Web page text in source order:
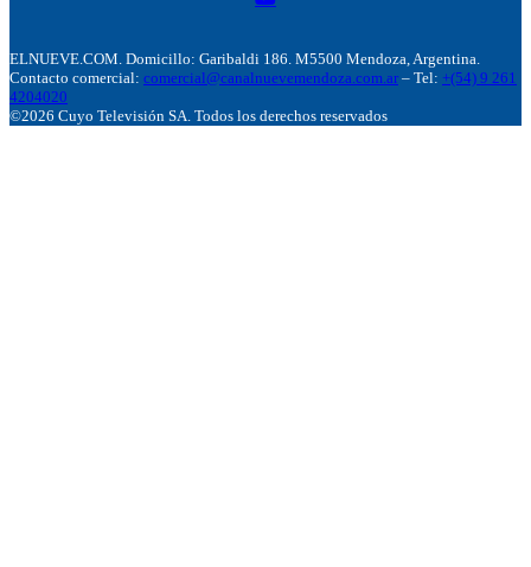
ELNUEVE.COM. Domicillo: Garibaldi 186. M5500 Mendoza, Argentina.
Contacto comercial: comercial@canalnuevemendoza.com.ar – Tel: +(54) 9 261
4204020
©2026 Cuyo Televisión SA. Todos los derechos reservados